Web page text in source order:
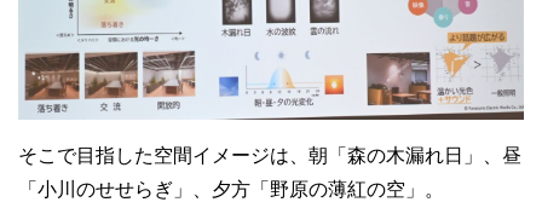
そこで目指した空間イメージは、朝「森の木漏れ日」、昼
「小川のせせらぎ」、夕方「野原の薄紅の空」。